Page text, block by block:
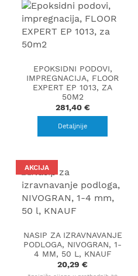
EPOKSIDNI PODOVI,
IMPREGNACIJA, FLOOR
EXPERT EP 1013, ZA
50M2
281,40 €
Detaljnije
AKCIJA
NASIP ZA IZRAVNAVANJE
PODLOGA, NIVOGRAN, 1-
4 MM, 50 L, KNAUF
20,29 €